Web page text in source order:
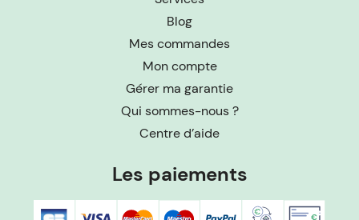
Blog
Mes commandes
Mon compte
Gérer ma garantie
Qui sommes-nous ?
Centre d’aide
Les paiements